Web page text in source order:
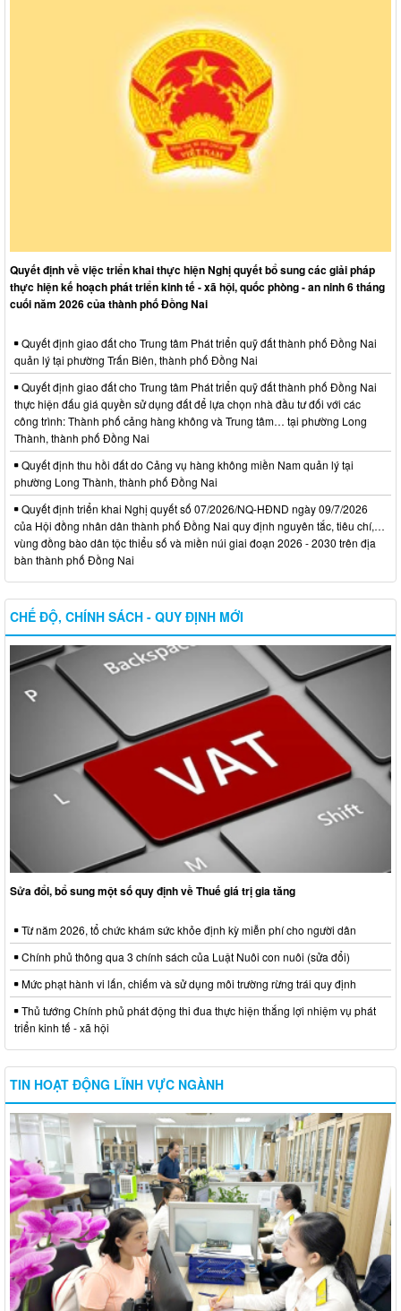
Quyết định về việc triển khai thực hiện Nghị quyết bổ sung các giải pháp
thực hiện kế hoạch phát triển kinh tế - xã hội, quốc phòng - an ninh 6 tháng
cuối năm 2026 của thành phố Đồng Nai
Quyết định giao đất cho Trung tâm Phát triển quỹ đất thành phố Đồng Nai
quản lý tại phường Trấn Biên, thành phố Đồng Nai
Quyết định giao đất cho Trung tâm Phát triển quỹ đất thành phố Đồng Nai
thực hiện đấu giá quyền sử dụng đất để lựa chọn nhà đầu tư đối với các
công trình: Thành phố cảng hàng không và Trung tâm… tại phường Long
Thành, thành phố Đồng Nai
Quyết định thu hồi đất do Cảng vụ hàng không miền Nam quản lý tại
phường Long Thành, thành phố Đồng Nai
Quyết định triển khai Nghị quyết số 07/2026/NQ-HĐND ngày 09/7/2026
của Hội đồng nhân dân thành phố Đồng Nai quy định nguyên tắc, tiêu chí,…
vùng đồng bào dân tộc thiểu số và miền núi giai đoạn 2026 - 2030 trên địa
bàn thành phố Đồng Nai
CHẾ ĐỘ, CHÍNH SÁCH - QUY ĐỊNH MỚI
Sửa đổi, bổ sung một số quy định về Thuế giá trị gia tăng
Từ năm 2026, tổ chức khám sức khỏe định kỳ miễn phí cho người dân
Chính phủ thông qua 3 chính sách của Luật Nuôi con nuôi (sửa đổi)
Mức phạt hành vi lấn, chiếm và sử dụng môi trường rừng trái quy định
Thủ tướng Chính phủ phát động thi đua thực hiện thắng lợi nhiệm vụ phát
triển kinh tế - xã hội
TIN HOẠT ĐỘNG LĨNH VỰC NGÀNH